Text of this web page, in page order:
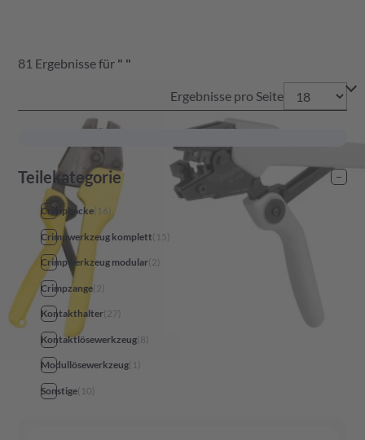
81 Ergebnissefür " "
Ergebnisse pro Seite
Teilekategorie
Crimpbacke( 16)
Crimpwerkzeug komplett( 15)
Crimpwerkzeug modular(2)
Crimpzange(2)
Kontakthalter(27)
Kontaktlösewerkzeug(8)
Modullösewerkzeug( 1)
Sonstige( 10)